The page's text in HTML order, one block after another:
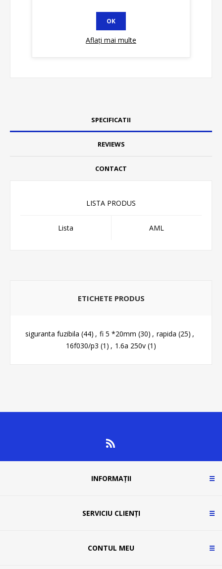
SPECIFICATII
REVIEWS
CONTACT
LISTA PRODUS
Lista AML
ETICHETE PRODUS
siguranta fuzibila (44) , fi 5 *20mm (30) , rapida (25) ,
16f030/p3 (1) , 1.6a 250v (1)
INFORMAȚII
SERVICIU CLIENȚI
CONTUL MEU
OK
Aflați mai multe